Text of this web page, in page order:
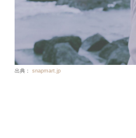
出典： snapmart.jp